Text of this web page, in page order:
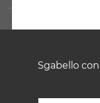
Sgabello